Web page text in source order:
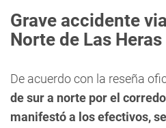
Grave accidente
Norte de Las Heras
De acuerdo con la reseña
de sur a norte por el
manifestó a los efectivos,